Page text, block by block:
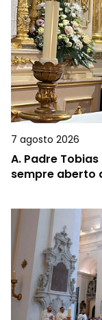
7 agosto 2026
A. Padre
sempre aberto